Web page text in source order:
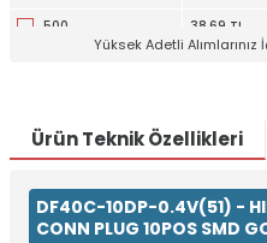
500 38,69 TL
Yüksek Adetli Alımlarınız
Ürün Teknik Özellikleri
DF40C-10DP-0.4V(51) -
CONN PLUG 10POS SMD